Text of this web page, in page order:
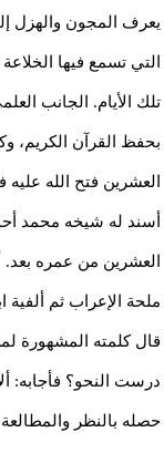
يعرف المجون والهزل
التي تسمع فيها
تلك الأيام. الجانب
بحفظ القرآن الكريم،
العشرين فتح الله
أسند له شيخه محمد
العشرين من عمره بعد.
ملحة الإعراب ثم
قال كلمته المشهورة
درست النحو؟ فأجابه:
حصله بالنظر